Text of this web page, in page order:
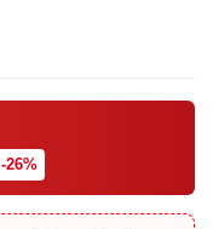
-26%